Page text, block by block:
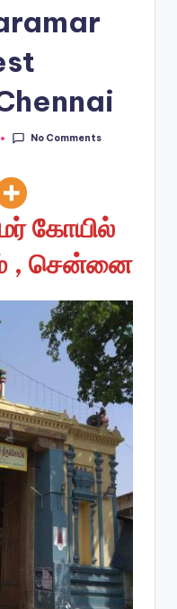
No Comments
கோயில்
, சென்னை